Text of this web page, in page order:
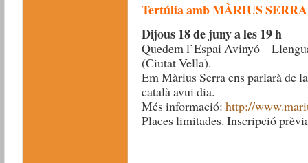
Tertúlia amb MÀRIUS SERRA
Dijous 18 de juny a les 19 h
Quedem l’Espai Avinyó –
(Ciutat Vella).
Em Màrius Serra ens parlarà de
català avui dia.
Més informació: http://
Places limitades. Inscripció